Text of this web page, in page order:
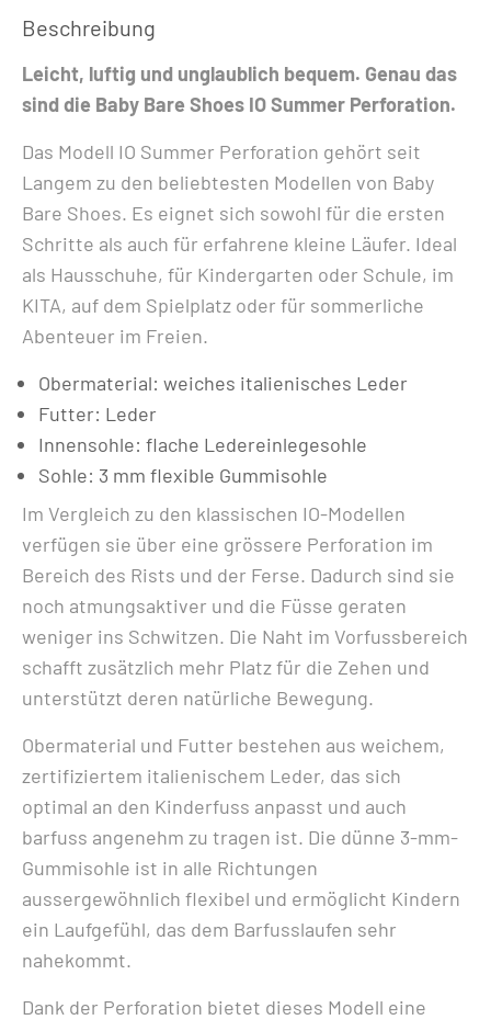
RED
Beschreibung
Leicht, luftig und unglaublich bequem. Genau das
sind die Baby Bare Shoes IO Summer Perforation.
Das Modell IO Summer Perforation gehört seit
Langem zu den beliebtesten Modellen von Baby
Bare Shoes. Es eignet sich sowohl für die ersten
Schritte als auch für erfahrene kleine Läufer. Ideal
als Hausschuhe, für Kindergarten oder Schule, im
KITA, auf dem Spielplatz oder für sommerliche
Abenteuer im Freien.
Obermaterial: weiches italienisches Leder
Futter: Leder
Innensohle: flache Ledereinlegesohle
Sohle: 3 mm flexible Gummisohle
Im Vergleich zu den klassischen IO-Modellen
verfügen sie über eine grössere Perforation im
Bereich des Rists und der Ferse. Dadurch sind sie
noch atmungsaktiver und die Füsse geraten
weniger ins Schwitzen. Die Naht im Vorfussbereich
schafft zusätzlich mehr Platz für die Zehen und
unterstützt deren natürliche Bewegung.
Obermaterial und Futter bestehen aus weichem,
zertifiziertem italienischem Leder, das sich
optimal an den Kinderfuss anpasst und auch
barfuss angenehm zu tragen ist. Die dünne 3-mm-
Gummisohle ist in alle Richtungen
aussergewöhnlich flexibel und ermöglicht Kindern
ein Laufgefühl, das dem Barfusslaufen sehr
nahekommt.
Dank der Perforation bietet dieses Modell eine